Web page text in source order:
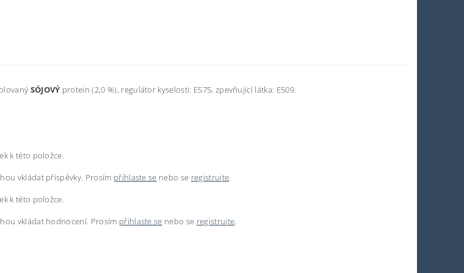
SÓJOVÝ protein (2,0 %), regulátor kyselosti: E575, zpevňující látka: E509.
k této položce.
vkládat příspěvky. Prosím přihlaste se nebo se registrujte.
k této položce.
vkládat hodnocení. Prosím přihlaste se nebo se registrujte.